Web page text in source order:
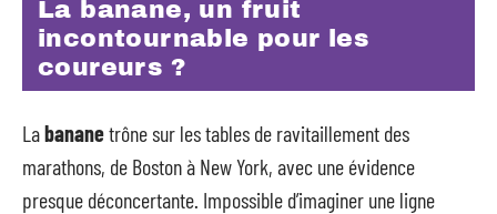
La banane, un fruit
incontournable pour les
coureurs ?
Labananetrône sur les tables de ravitaillement des
marathons, de Boston à New York, avec une évidence
presque déconcertante. Impossible d’imaginer une ligne